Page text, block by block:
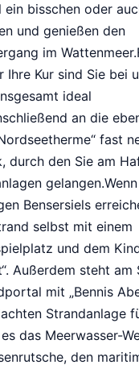
ein bisschen oder
und genießen den
im
Ihre Kur sind Sie bei
ideal
an die
fast
durch den Sie am
Bensersiels
selbst mit einem
und dem
Außerdem steht am
mit „Bennis
Strandanlage
das Meerwasser-
den